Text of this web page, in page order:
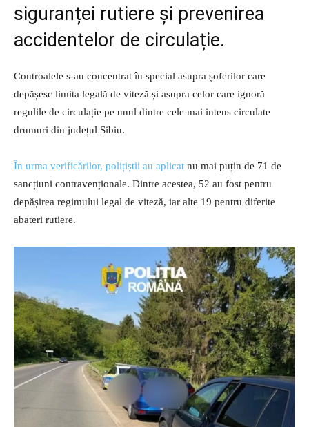
siguranței rutiere și prevenirea
accidentelor de circulație.
Controalele s-au concentrat în special asupra șoferilor care
depășesc limita legală de viteză și asupra celor care ignoră
regulile de circulație pe unul dintre cele mai intens circulate
drumuri din județul Sibiu.
În urma verificărilor, polițiștii au aplicat nu mai puțin de 71 de
sancțiuni contravenționale. Dintre acestea, 52 au fost pentru
depășirea regimului legal de viteză, iar alte 19 pentru diferite
abateri rutiere.